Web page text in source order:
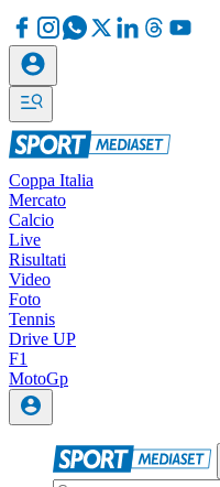
Coppa Italia
Mercato
Calcio
Live
Risultati
Video
Foto
Tennis
Drive UP
F1
MotoGp